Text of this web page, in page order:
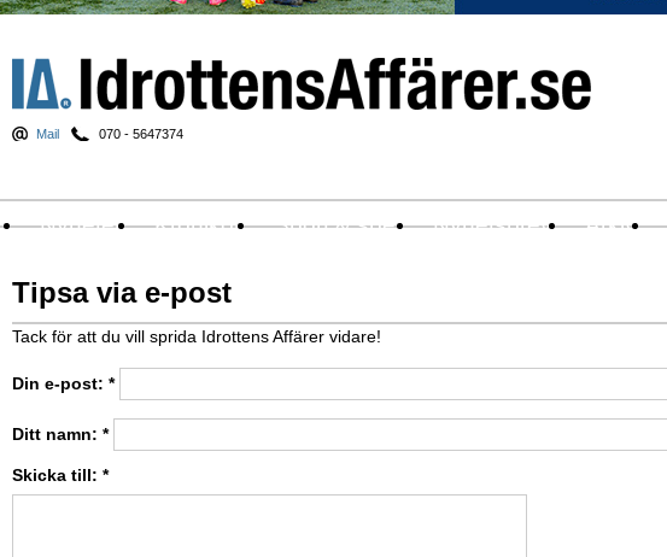
Mail 070 - 5647374
Nyheter Krönikor Sport & spel Nyhetsbrev Arkiv
Tipsa via e-post
Tack för att du vill sprida Idrottens Affärer vidare!
Din e-post: *
Ditt namn: *
Skicka till: *